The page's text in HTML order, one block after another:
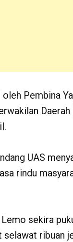
Pembina
UAS
rindu
sekira
ribuan